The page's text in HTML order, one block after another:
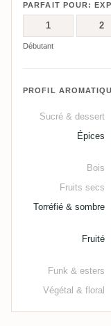
PARFAIT POUR:
1 2
Débutant
PROFIL
Sucré & dessert
Épices
Bois
Fruits secs
Torréfié & sombre
Fruité
Funk & esters
Végétal & floral